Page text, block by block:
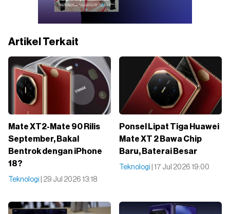
Artikel Terkait
Mate XT2-Mate 90 Rilis
September, Bakal
Bentrok dengan iPhone
18?
Teknologi | 29 Jul 2026 13:18
Ponsel Lipat Tiga Huawei
Mate XT 2 Bawa Chip
Baru, Baterai Besar
Teknologi | 17 Jul 2026 19:00